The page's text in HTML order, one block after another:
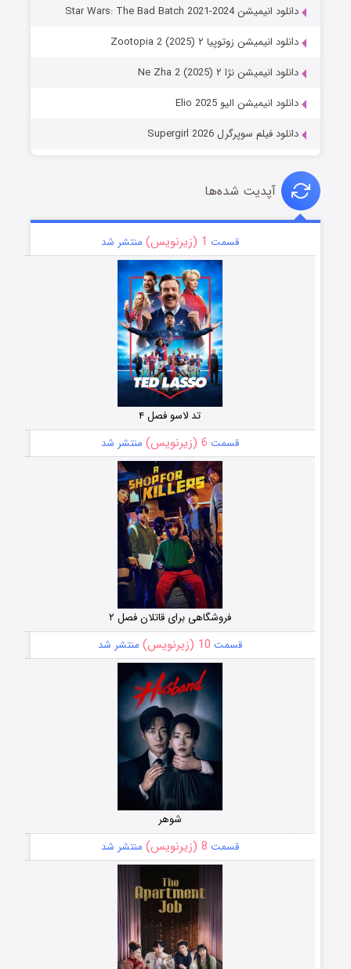
دانلود انیمیشن Star Wars: The Bad Batch 2021-2024
دانلود انیمیشن زوتوپیا ۲ Zootopia 2 (2025)
دانلود انیمیشن نژا ۲ Ne Zha 2 (2025)
دانلود انیمیشن الیو Elio 2025
دانلود فیلم سوپرگرل Supergirl 2026
آپدیت شده‌ها
قسمت 1 (زیرنویس) منتشر شد
تد لاسو فصل ۴
قسمت 6 (زیرنویس) منتشر شد
فروشگاهی برای قاتلان فصل ۲
قسمت 10 (زیرنویس) منتشر شد
شوهر
قسمت 8 (زیرنویس) منتشر شد